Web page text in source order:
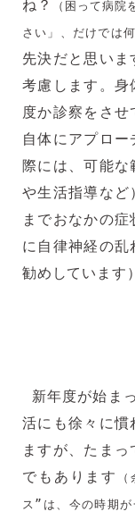
ね？
（困って病
さい」、だけでは
先決だと思い
考慮します。身
度か診察をさ
自体にアプロ
際には、可能な
や生活指導など
までおなかの
に自律神経の
勧めしています
新年度が始ま
活にも徐々に慣
ますが、たま
でもあります
ス”は、今の時期が